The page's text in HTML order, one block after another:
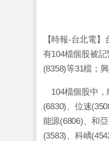
【時報-台北電
有104檔個股被
(8358)等31檔；
104檔個股中，
(6830)、位速
能源(6806)、和
(3583)、科嶠